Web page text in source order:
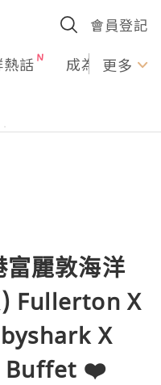
會員登記
話 成為U更多
麗敦海洋
Fullerton X
X
Buffet ❤️